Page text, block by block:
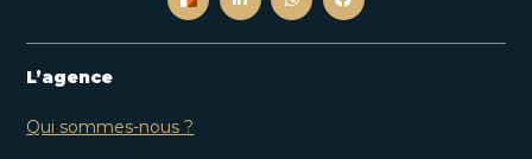
L’agence
Qui sommes-nous ?